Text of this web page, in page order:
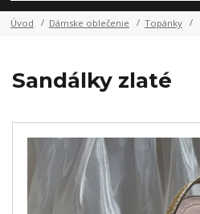
Úvod Dámske oblečenie Topánky
Sandálky zlaté